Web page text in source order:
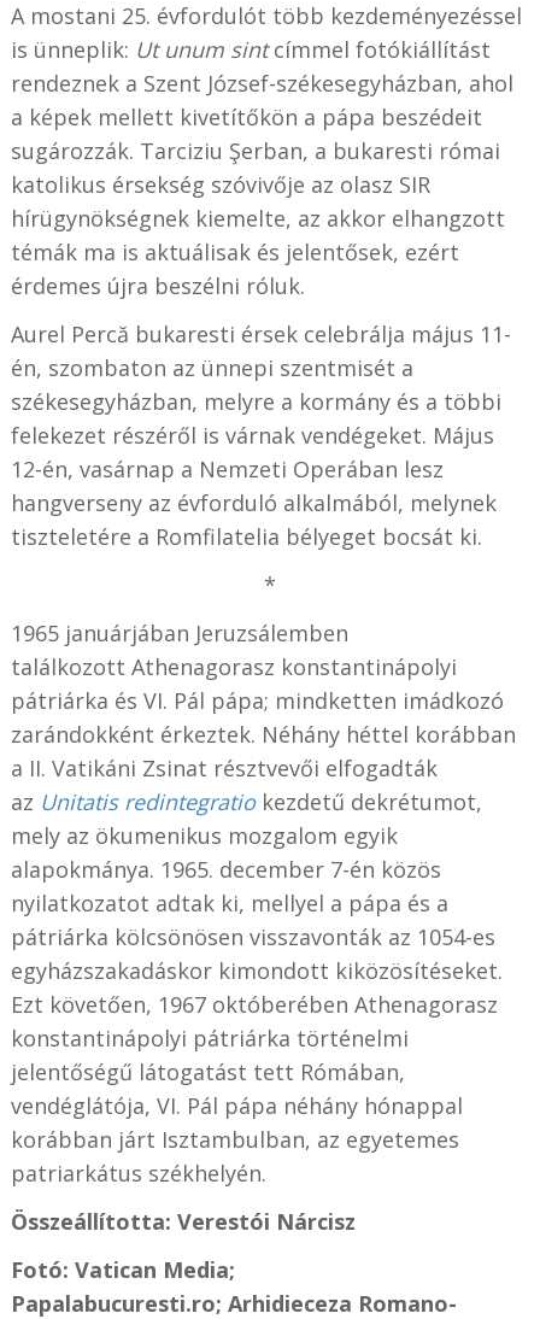
A mostani 25. évfordulót több kezdeményezéssel
is ünneplik: Ut unum sintcímmel fotókiállítást
rendeznek a Szent József-székesegyházban, ahol
a képek mellett kivetítőkön a pápa beszédeit
sugározzák. Tarciziu Şerban, a bukaresti római
katolikus érsekség szóvivője az olasz SIR
hírügynökségnek kiemelte, az akkor elhangzott
témák ma is aktuálisak és jelentősek, ezért
érdemes újra beszélni róluk.
Aurel Percă bukaresti érsek celebrálja május 11-
én, szombaton az ünnepi szentmisét a
székesegyházban, melyre a kormány és a többi
felekezet részéről is várnak vendégeket. Május
12-én, vasárnap a Nemzeti Operában lesz
hangverseny az évforduló alkalmából, melynek
tiszteletére a Romfilatelia bélyeget bocsát ki.
*
1965 januárjában Jeruzsálemben
találkozott Athenagorasz konstantinápolyi
pátriárka és VI. Pál pápa; mindketten imádkozó
zarándokként érkeztek. Néhány héttel korábban
a II. Vatikáni Zsinat résztvevői elfogadták
az Unitatis redintegratiokezdetű dekrétumot,
mely az ökumenikus mozgalom egyik
alapokmánya. 1965. december 7-én közös
nyilatkozatot adtak ki, mellyel a pápa és a
pátriárka kölcsönösen visszavonták az 1054-es
egyházszakadáskor kimondott kiközösítéseket.
Ezt követően, 1967 októberében Athenagorasz
konstantinápolyi pátriárka történelmi
jelentőségű látogatást tett Rómában,
vendéglátója, VI. Pál pápa néhány hónappal
korábban járt Isztambulban, az egyetemes
patriarkátus székhelyén.
Összeállította: Verestói Nárcisz
Fotó: Vatican Media;
Papalabucuresti.ro; Arhidieceza Romano-